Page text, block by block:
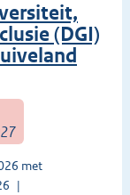
(DGI)
met